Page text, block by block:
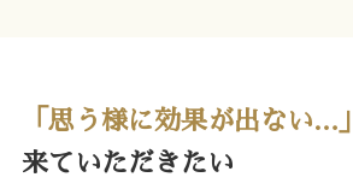
「思う様に効果が出ない…」
来ていただきたい